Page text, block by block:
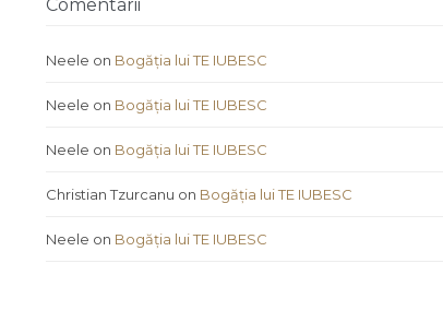
Comentarii
Neele on Bogăția lui TE IUBESC
Neele on Bogăția lui TE IUBESC
Neele on Bogăția lui TE IUBESC
Christian Tzurcanu on Bogăția lui TE IUBESC
Neele on Bogăția lui TE IUBESC